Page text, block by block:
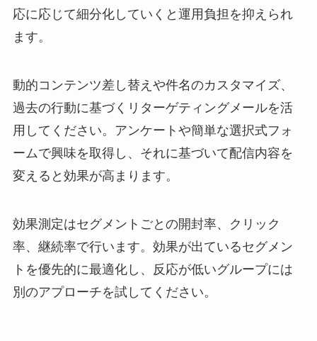
応に応じて細分化していくと運用負担を抑えられ
ます。
動的コンテンツ差し替えや件名のカスタマイズ、
過去の行動に基づくリターゲティングメールを活
用してください。アンケートや簡単な選択式フォ
ームで興味を取得し、それに基づいて配信内容を
変えると効果が高まります。
効果測定はセグメントごとの開封率、クリック
率、継続率で行います。効果が出ているセグメン
トを優先的に最適化し、反応が低いグループには
別のアプローチを試してください。